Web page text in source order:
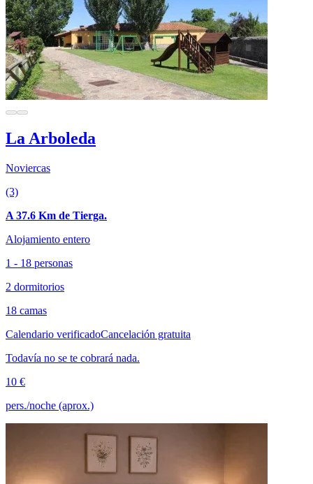
La Arboleda
Noviercas
(3)
A 37.6 Km de Tierga.
Alojamiento entero
1 - 18 personas
2 dormitorios
18 camas
Calendario verificadoCancelación gratuita
Todavía no se te cobrará nada.
10 €
pers./noche (aprox.)